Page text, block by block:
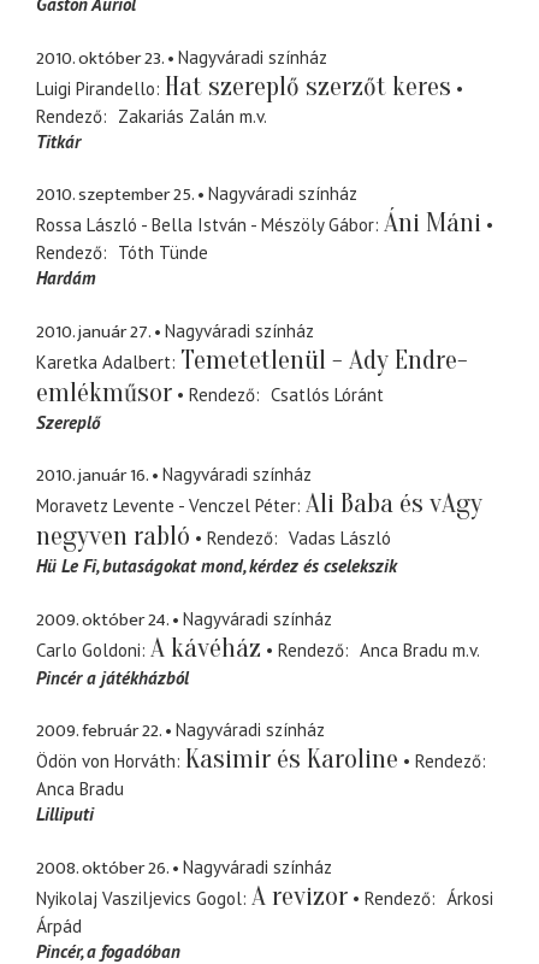
Gaston Auriol
2010. október 23.
Nagyváradi színház
Luigi Pirandello Hat szereplő szerzőt keres
Rendező Zakariás Zalán m.v.
Titkár
2010. szeptember 25.
Nagyváradi színház
Rossa László - Bella István - Mészöly Gábor Áni Máni
Rendező
Tóth Tünde
Hardám
2010. január 27.
Nagyváradi színház
Karetka Adalbert Temetetlenül - Ady Endre-
emlékműsor
Rendező
Csatlós Lóránt
Szereplő
2010. január 16.
Nagyváradi színház
Moravetz Levente - Venczel Péter Ali Baba és vAgy
negyven rabló
Rendező
Vadas László
Hü Le Fi butaságokat mond, kérdez és cselekszik
2009. október 24.
Nagyváradi színház
Carlo Goldoni A kávéház Rendező Anca Bradu m.v.
Pincér a játékházból
2009. február 22.
Nagyváradi színház
Ödön von Horváth Kasimir és Karoline
Rendező
Anca Bradu
Lilliputi
2008. október 26.
Nagyváradi színház
Nyikolaj Vasziljevics Gogol A revizor Rendező
Árkosi
Árpád
Pincér a fogadóban